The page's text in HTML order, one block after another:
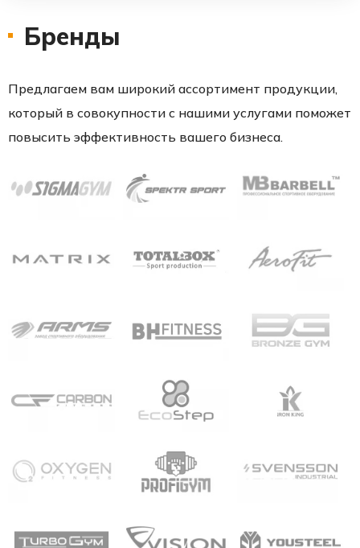
Бренды
Предлагаем вам широкий ассортимент продукции,
который в совокупности с нашими услугами поможет
повысить эффективность вашего бизнеса.